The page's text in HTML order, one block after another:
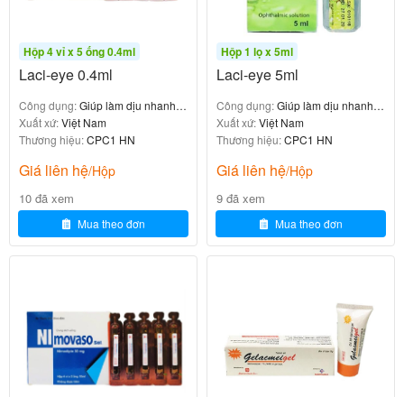
F
o
iti
c
5
os
mi
5
ml
là
u
ốc
đi
trị
vi
ê
S
ph
ẩ
gi
á
ý,
hà
ng
sả
ả
p
m
ch
ỉ
Hộp 4 vỉ x 5 ống 0.4ml
Laci-eye 0.4ml
Công dụng:Giúp làm dịu nhanh
các cảm giác khô mắt, cay, ngứa
Xuất xứ:Việt Nam
Thương hiệu:CPC1 HN
Giá liên hệ/Hộp
10 đã xem
Mua theo đơn
Hộp 1 lọ x 5ml
Laci-eye 5ml
Công dụng:Giúp làm dịu nhanh
các cảm giác khô mắt
Xuất xứ:Việt Nam
Thương hiệu:CPC1 HN
Giá liên hệ/Hộp
9 đã xem
Mua theo đơn